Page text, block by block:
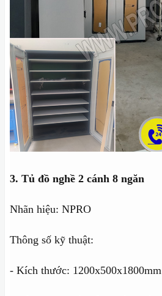
3. Tủ đồ nghề 2 cánh 8 ngăn
Nhãn hiệu: NPRO
Thông số kỹ thuật:
- Kích thước: 1200x500x1800mm